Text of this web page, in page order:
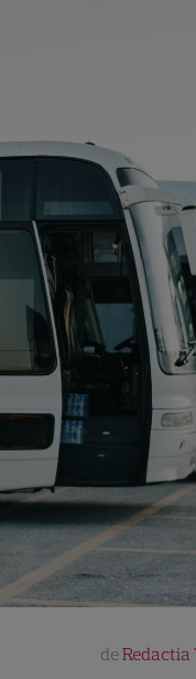
deRedactia